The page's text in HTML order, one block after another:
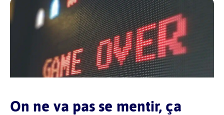
On ne va pas se mentir, ça